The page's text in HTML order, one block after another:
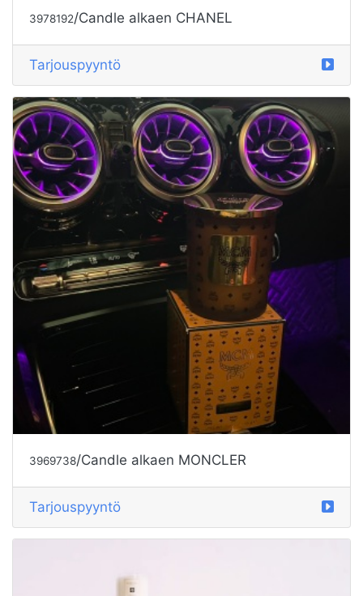
3978192/Candle alkaen CHANEL
Tarjouspyyntö
3969738/Candle alkaen MONCLER
Tarjouspyyntö